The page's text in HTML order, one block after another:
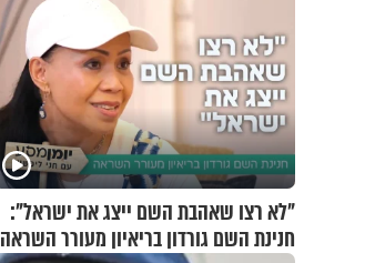
"לא רצו שאהבת השם ייצג את ישראל":
חנינת השם גורדון בריאיון מעורר השראה